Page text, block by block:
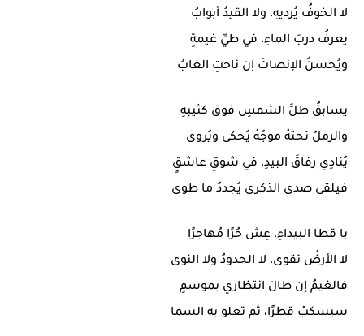
لا الخوفُ يُرديهِ، ولا القيدُ أبوابُ
يعرفُ دربَ الماءِ، في طيِّ غيمةٍ
ويُحسنُ الإنصاتَ إن ناحتِ الغابُ
يسابقُ ظلَّ الشمسِ فوق كثيبهِ
والرملُ تحتهُ موجُهُ يُحكى ويُروى
يُنادِي رفاقَ البيدِ، في شوقِ عاشقٍ
فيلقى صدى الذكرى يُجددُ ما طوى
يا قطا البيداءِ، عِش حُرًا مُهاجرًا
لا الأرضُ تقوى، لا الحدودُ ولا النوى
فالغيمُ إن طالَ انتظاري بموسمٍ
سيسكبُ قطرًا، ثم تعلو به السما